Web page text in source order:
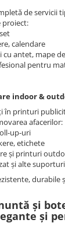
de servicii
proiect:
calendare
cu antet, mape
pentru
indoor &
în printuri
afacerilor:
up-uri
etichete
și printuri
și alte
și
și